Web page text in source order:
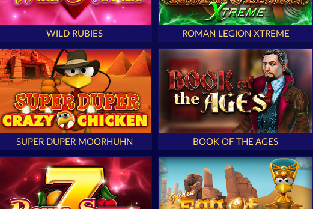
WILD RUBIES ROMAN LEGION XTREME
SUPER DUPER MOORHUHN BOOK OF THE AGES